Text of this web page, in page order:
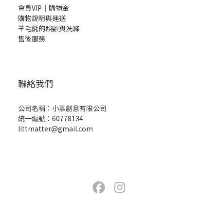
會員VIP｜購物金
購物說明與運送
羊毛氈的照顧與洗滌
售後服務
聯絡我們
公司名稱：小事創意有限公司
統一編號：60778134
littmatter@gmail.com